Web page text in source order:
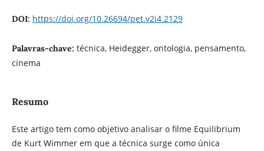
DOI: https://doi.org/10.26694/pet.v2i4.2129
Palavras-chave: técnica, Heidegger, ontologia, pensamento,
cinema
Resumo
Este artigo tem como objetivo analisar o filme Equilibrium
de Kurt Wimmer em que a técnica surge como única